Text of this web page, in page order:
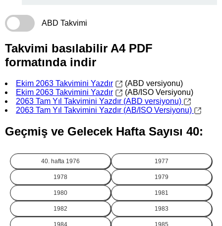
ABD Takvimi
Takvimi basılabilir A4 PDF
formatında indir
Ekim 2063 Takvimini Yazdır
(ABD versiyonu)
Ekim 2063 Takvimini Yazdır
(AB/ISO Versiyonu)
2063 Tam Yıl Takvimini Yazdır (ABD versiyonu)
2063 Tam Yıl Takvimini Yazdır (AB/ISO Versiyonu)
Geçmiş ve Gelecek Hafta Sayısı 40:
40. hafta 1976 1977
1978 1979
1980 1981
1982 1983
1984 1985